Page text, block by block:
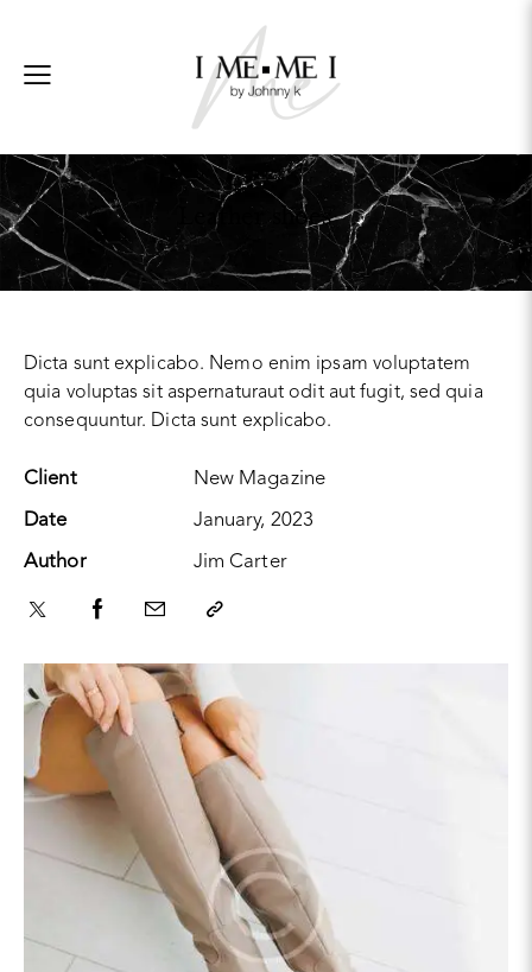
Leather shoes
Dicta sunt explicabo. Nemo enim ipsam voluptatem
quia voluptas sit aspernaturaut odit aut fugit, sed quia
consequuntur. Dicta sunt explicabo.
Client New Magazine
Date January, 2023
Author Jim Carter